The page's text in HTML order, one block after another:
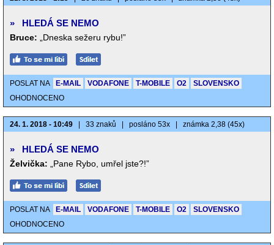
» HLEDÁ SE NEMO
Bruce: „Dneska sežeru rybu!”
POSLAT NA E-MAIL VODAFONE T-MOBILE O2
SLOVENSKO
OHODNOCENO
24. 1. 2018 - 10:49 33 znaků posláno 53x známka 2,38 (45x)
» HLEDÁ SE NEMO
Želvička: „Pane Rybo, umřel jste?!”
POSLAT NA E-MAIL VODAFONE T-MOBILE O2
SLOVENSKO
OHODNOCENO